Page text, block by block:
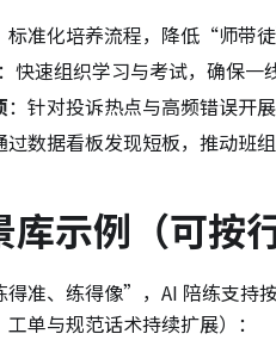
标准化培养流程，降低“师带
：快速组织学习与考试，确保一
：针对投诉热点与高频错误开展
过数据看板发现短板，推动班组
示例（可按
准、练得像”，AI 陪练支持
工单与规范话术持续扩展）：